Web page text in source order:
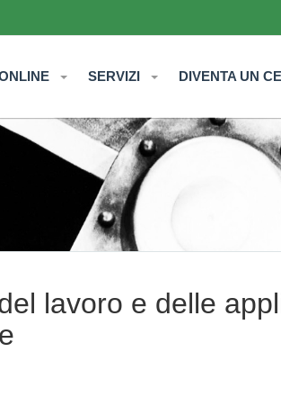
SERVIZI DIVENTA UN
lavoro e delle